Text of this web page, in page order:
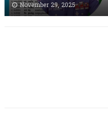
November 29, 2025